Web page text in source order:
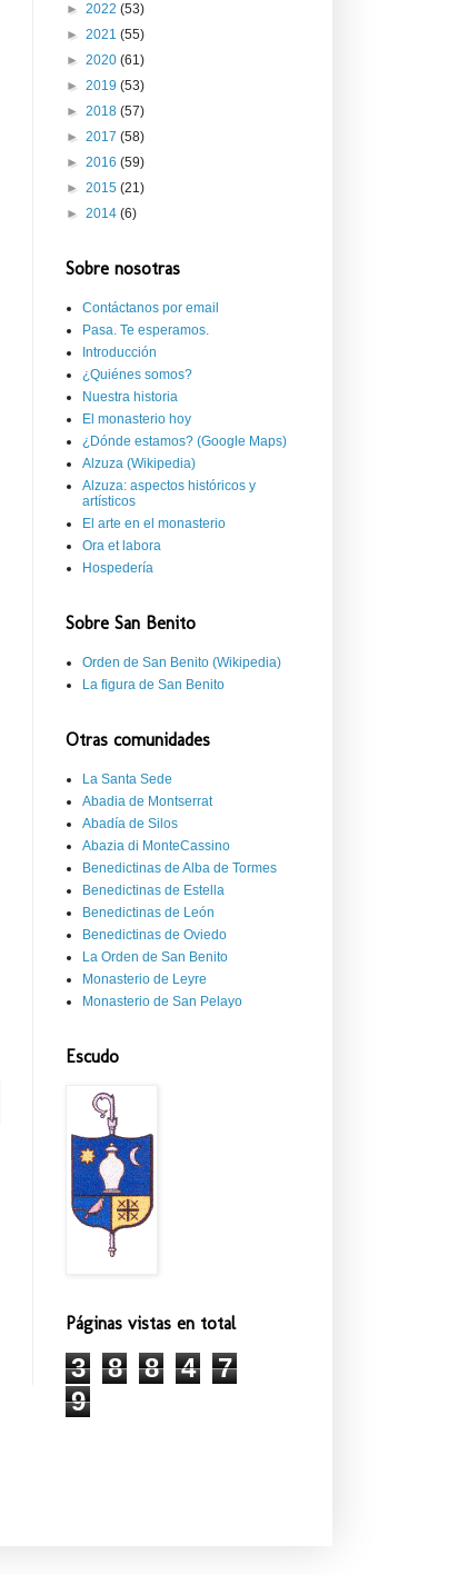
► 2022 (53)
► 2021 (55)
► 2020 (61)
► 2019 (53)
► 2018 (57)
► 2017 (58)
► 2016 (59)
► 2015 (21)
► 2014 (6)
Sobre nosotras
Contáctanos por email
Pasa. Te esperamos.
Introducción
¿Quiénes somos?
Nuestra historia
El monasterio hoy
¿Dónde estamos? (Google Maps)
Alzuza (Wikipedia)
Alzuza: aspectos históricos y
artísticos
El arte en el monasterio
Ora et labora
Hospedería
Sobre San Benito
Orden de San Benito (Wikipedia)
La figura de San Benito
Otras comunidades
La Santa Sede
Abadia de Montserrat
Abadía de Silos
Abazia di MonteCassino
Benedictinas de Alba de Tormes
Benedictinas de Estella
Benedictinas de León
Benedictinas de Oviedo
La Orden de San Benito
Monasterio de Leyre
Monasterio de San Pelayo
Escudo
Páginas vistas en total
3 8 8 4
7
9